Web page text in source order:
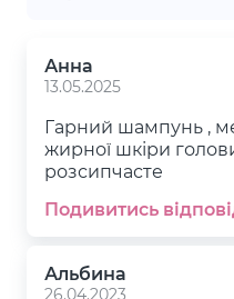
Анна
13.05.2025
Гарний шампунь ,
жирної шкіри
розсипчасте
Подивитись
Альбина
26.04.2023